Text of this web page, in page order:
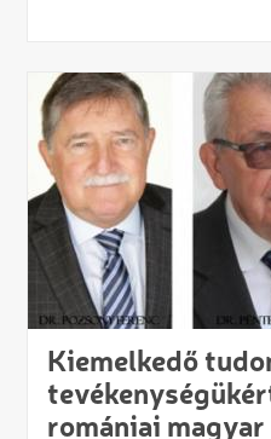
Kiemelkedő
romániai